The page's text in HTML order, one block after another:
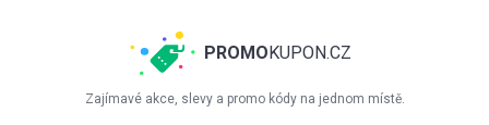
PROMOKUPON.CZ
Zajímavé akce, slevy a promo kódy na jednom místě.